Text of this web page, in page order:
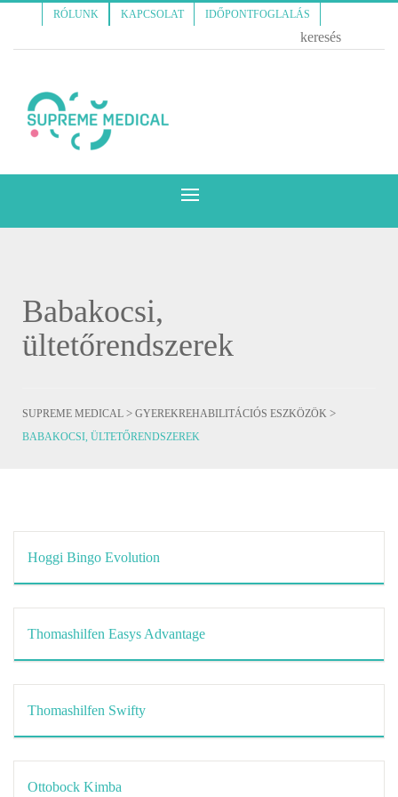
RÓLUNK KAPCSOLAT IDŐPONTFOGLALÁS
Babakocsi,
ültetőrendszerek
SUPREME MEDICAL > GYEREKREHABILITÁCIÓS ESZKÖZÖK >
BABAKOCSI, ÜLTETŐRENDSZEREK
Hoggi Bingo Evolution
Thomashilfen Easys Advantage
Thomashilfen Swifty
Ottobock Kimba